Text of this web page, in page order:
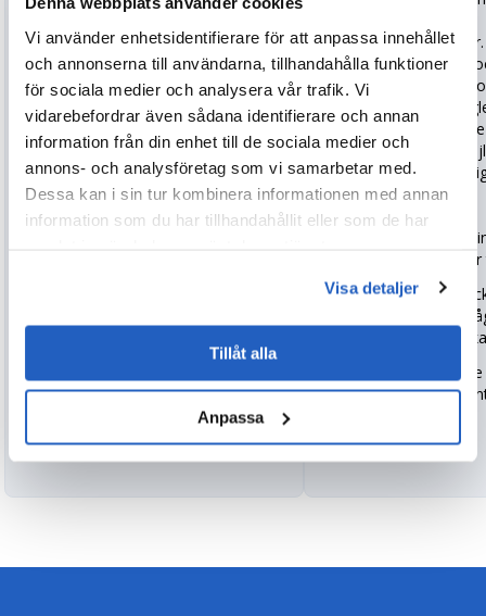
Vi använder enhetsidentifierare för att anpassa innehållet
och annonserna till användarna, tillhandahålla funktioner
för sociala medier och analysera vår trafik. Vi
vidarebefordrar även sådana identifierare och annan
information från din enhet till de sociala medier och
annons- och analysföretag som vi samarbetar med.
Dessa kan i sin tur kombinera informationen med annan
information som du har tillhandahållit eller som de har
Visa detaljer
Tillåt alla
Anpassa
säkerställa kostnadseffektiviteten i
deras verksamhet implementerade
vi en smart fabrikslösning genom
att absorbera IoT-sensordata i
Google Cloud och distribuera en
prediktiv analysmodell på Vertex
AI.
Resultatet blev
forskningsprocedurer.
utformade en säker
HPC-miljö (High-
Computing) på
migrerade deras äldre
arbetsflöden och
robust analys med
Resultaten:
Genomiska
minskade från
Forskningsteamen
att köra komplexa
dataset i petabyte-
Förbättrat
globala